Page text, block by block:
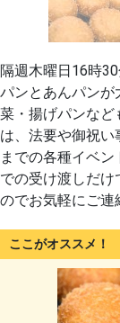
隔週木曜日16時
パンとあんパンが
菜・揚げパンなど
は、法要や御祝
までの各種イベ
での受け渡しだ
のでお気軽にご連
ここがオススメ！